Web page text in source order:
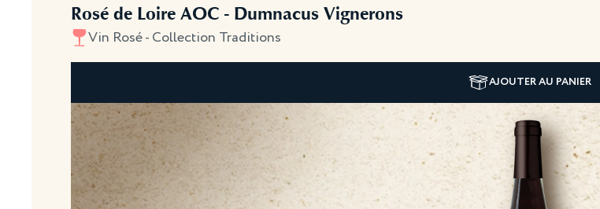
Rosé de Loire AOC - Dumnacus Vignerons
Vin Rosé - Collection Traditions
AJOUTER AU PANIER